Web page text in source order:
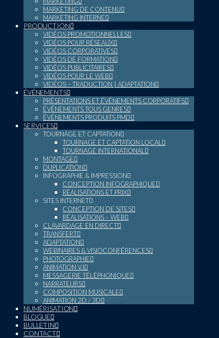
MARKETING DE CONTENU
MARKETING INTERNE
PRODUCTION
VIDÉOS PROMOTIONNELLES
VIDÉOS POUR RÉSEAUX
VIDÉOS CORPORATIVES
VIDÉOS DE FORMATION
VIDÉOS PUBLICITAIRES
VIDÉOS POUR LE WEB
VIDÉOS – TRADUCTION | ADAPTATION
ÉVÉNEMENTS
PRÉSENTATIONS ET ÉVÉNEMENTS CORPORATIFS
ÉVÉNEMENTS TOUS GENRES
ÉVÉNEMENTS PRODUITS PMD
SERVICES
TOURNAGE ET CAPTATION
TOURNAGE ET CAPTATION LOCAL
TOURNAGE INTERNATIONAL
MONTAGE
DUPLICATION
INFOGRAPHIE & IMPRESSION
CONCEPTION INFOGRAPHIQUE
RÉALISATIONS ET PRIX
SITES INTERNET
CONCEPTION DE SITES
RÉALISATIONS – WEB
CLAVARDAGE EN DIRECT
TRANSFERT
ADAPTATION
WEBINAIRES & VISIOCONFÉRENCES
PHOTOGRAPHIE
ANIMATION VJ
MESSAGERIE TÉLÉPHONIQUE
NARRATEURS
COMPOSITION MUSICALE
ANIMATION 2D / 3D
NUMÉRISATION
BLOGUE
BULLETIN
CONTACT